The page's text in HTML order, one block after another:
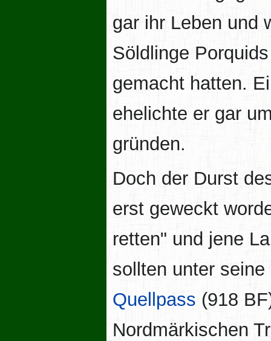
gar ihr Leben und
Söldlinge
gemacht hatten.
ehelichte er gar
gründen.
Doch der Durst
erst geweckt
retten" und jene
sollten unter
Quellpass (918
Nordmärkischen